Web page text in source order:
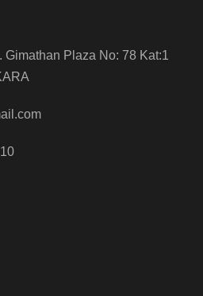
Gimathan Plaza No: 78 Kat:1